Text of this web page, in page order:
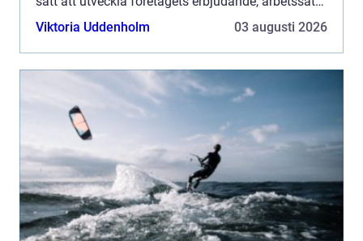
och kunderbjudande så att varje insats ger bättre
Viktoria Uddenholm 03 augusti 2026